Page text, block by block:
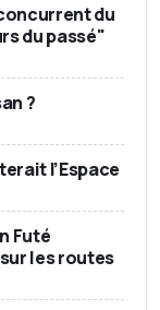
du
du passé"
?
l’Espace
Futé
les routes